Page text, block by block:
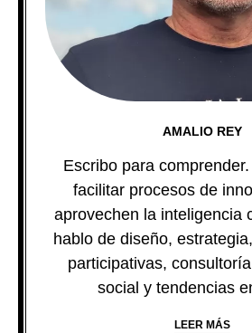
AMALIO REY
Escribo para
facilitar procesos de
aprovechen la inteligencia
hablo de diseño,
participativas,
social y tendencias
LEER MÁS